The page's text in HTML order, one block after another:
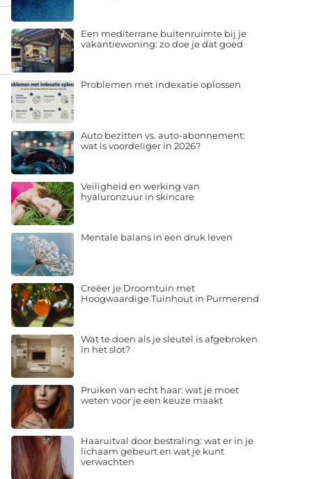
Een mediterrane buitenruimte bij je
vakantiewoning: zo doe je dat goed
Problemen met indexatie oplossen
Auto bezitten vs. auto-abonnement:
wat is voordeliger in 2026?
Veiligheid en werking van
hyaluronzuur in skincare
Mentale balans in een druk leven
Creëer je Droomtuin met
Hoogwaardige Tuinhout in Purmerend
Wat te doen als je sleutel is afgebroken
in het slot?
Pruiken van echt haar: wat je moet
weten voor je een keuze maakt
Haaruitval door bestraling: wat er in je
lichaam gebeurt en wat je kunt
verwachten